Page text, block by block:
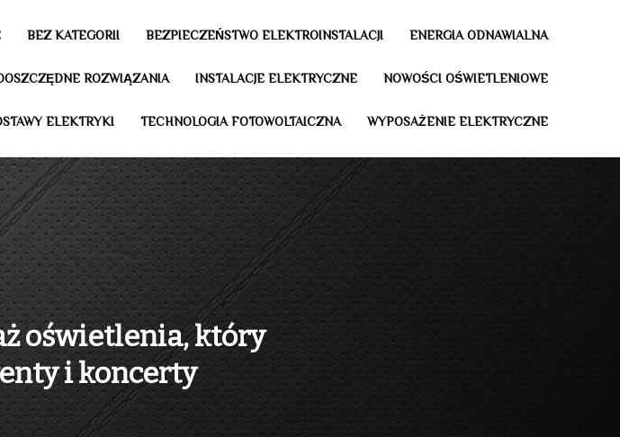
BEZ KATEGORII BEZPIECZEŃSTWO ELEKTROINSTALACJI ENERGIA ODNAWIALNA
ROZWIĄZANIA INSTALACJE ELEKTRYCZNE NOWOŚCI OŚWIETLENIOWE
ELEKTRYKI TECHNOLOGIA FOTOWOLTAICZNA WYPOSAŻENIE ELEKTRYCZNE
oświetlenia, który
i koncerty